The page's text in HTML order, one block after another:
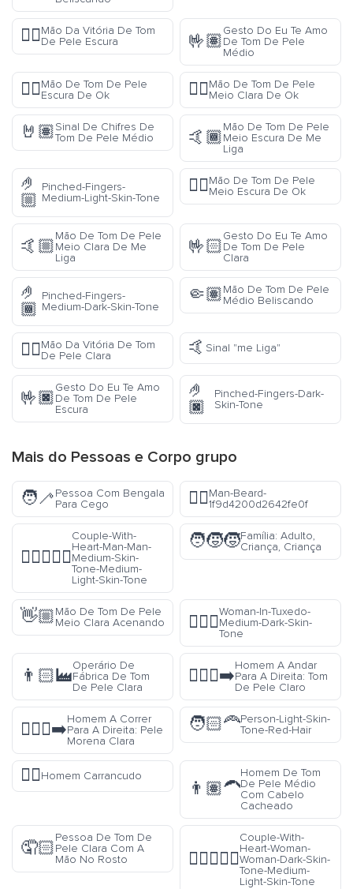
✌🏿Mão Da Vitória De Tom
De Pele Escura
🤟🏽
Gesto Do Eu Te Amo
De Tom De Pele
Médio
👌🏿Mão De Tom De Pele
Escura De Ok
👌🏼Mão De Tom De Pele
Meio Clara De Ok
🤘🏽Sinal De Chifres De
Tom De Pele Médio
🤙🏾
Mão De Tom De Pele
Meio Escura De Me
Liga
🤌
🏼
Pinched-Fingers-
Medium-Light-Skin-Tone
👌🏾Mão De Tom De Pele
Meio Escura De Ok
🤙🏼
Mão De Tom De Pele
Meio Clara De Me
Liga
🤟🏻
Gesto Do Eu Te Amo
De Tom De Pele
Clara
🤌
🏾
Pinched-Fingers-
Medium-Dark-Skin-Tone
🤏🏽Mão De Tom De Pele
Médio Beliscando
✌🏻Mão Da Vitória De Tom
De Pele Clara
🤙 Sinal "me Liga"
🤟🏿
Gesto Do Eu Te Amo
De Tom De Pele
Escura
🤌
🏿
Pinched-Fingers-Dark-
Skin-Tone
Mais do Pessoas e Corpo grupo
🧑‍🦯Pessoa Com Bengala
Para Cego
🧔‍♂️Man-Beard-
1f9d4200d2642fe0f
👨🏽‍❤️‍👨🏼
Couple-With-
Heart-Man-Man-
Medium-Skin-
Tone-Medium-
Light-Skin-Tone
🧑‍🧒‍🧒Família: Adulto,
Criança, Criança
👋🏼Mão De Tom De Pele
Meio Clara Acenando
🤵🏾‍♀️
Woman-In-Tuxedo-
Medium-Dark-Skin-
Tone
👨🏻‍🏭
Operário De
Fábrica De Tom
De Pele Clara
🚶🏻‍♂️‍➡️
Homem A Andar
Para A Direita: Tom
De Pele Claro
🏃🏼‍♂️‍➡️
Homem A Correr
Para A Direita: Pele
Morena Clara
🧑🏻‍🦰Person-Light-Skin-
Tone-Red-Hair
🙍‍♂️Homem Carrancudo
👨🏽‍🦱
Homem De Tom
De Pele Médio
Com Cabelo
Cacheado
🤦🏻
Pessoa De Tom De
Pele Clara Com A
Mão No Rosto
👩🏿‍❤️‍👩🏼
Couple-With-
Heart-Woman-
Woman-Dark-Skin-
Tone-Medium-
Light-Skin-Tone